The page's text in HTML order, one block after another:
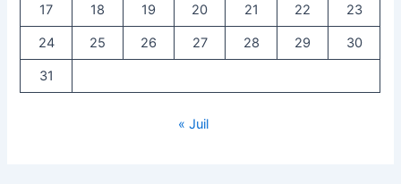
17 18 19 20 21 22 23
24 25 26 27 28 29 30
31
« Juil